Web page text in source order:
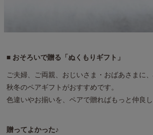
■ おそろいで贈る「ぬくもりギフト」
ご夫婦、ご両親、おじいさま・おばあさまに
秋冬のペアギフトがおすすめです。
色違いやお揃いを、ペアで贈ればもっと仲良
贈ってよかった♪